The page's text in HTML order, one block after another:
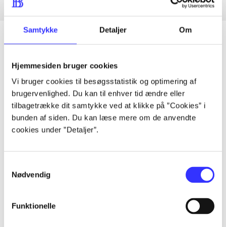
Samtykke Detaljer Om
Hjemmesiden bruger cookies
Vi bruger cookies til besøgsstatistik og optimering af
brugervenlighed. Du kan til enhver tid ændre eller
tilbagetrække dit samtykke ved at klikke på ”Cookies” i
bunden af siden. Du kan læse mere om de anvendte
cookies under ”Detaljer”.
Nødvendig
Funktionelle
Artikler
Alle registrerede artikler fordelt på udgivelser
...
...